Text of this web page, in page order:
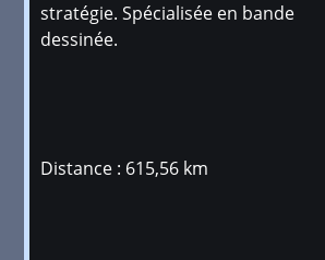
stratégie. Spécialisée en bande
dessinée.
Distance : 615,56 km